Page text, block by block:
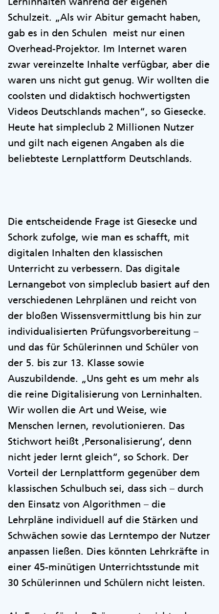
Schulzeit. „Als wir Abitur gemacht haben,
gab es in den Schulen meist nur einen
Overhead-Projektor. Im Internet waren
zwar vereinzelte Inhalte verfügbar, aber die
waren uns nicht gut genug. Wir wollten die
coolsten und didaktisch hochwertigsten
Videos Deutschlands machen“, so Giesecke.
Heute hat simpleclub 2 Millionen Nutzer
und gilt nach eigenen Angaben als die
beliebteste Lernplattform Deutschlands.
Die entscheidende Frage ist Giesecke und
Schork zufolge, wie man es schafft, mit
digitalen Inhalten den klassischen
Unterricht zu verbessern. Das digitale
Lernangebot von simpleclub basiert auf den
verschiedenen Lehrplänen und reicht von
der bloßen Wissensvermittlung bis hin zur
individualisierten Prüfungsvorbereitung –
und das für Schülerinnen und Schüler von
der 5. bis zur 13. Klasse sowie
Auszubildende. „Uns geht es um mehr als
die reine Digitalisierung von Lerninhalten.
Wir wollen die Art und Weise, wie
Menschen lernen, revolutionieren. Das
Stichwort heißt ‚Personalisierung‘, denn
nicht jeder lernt gleich“, so Schork. Der
Vorteil der Lernplattform gegenüber dem
klassischen Schulbuch sei, dass sich – durch
den Einsatz von Algorithmen – die
Lehrpläne individuell auf die Stärken und
Schwächen sowie das Lerntempo der Nutzer
anpassen ließen. Dies könnten Lehrkräfte in
einer 45-minütigen Unterrichtsstunde mit
30 Schülerinnen und Schülern nicht leisten.